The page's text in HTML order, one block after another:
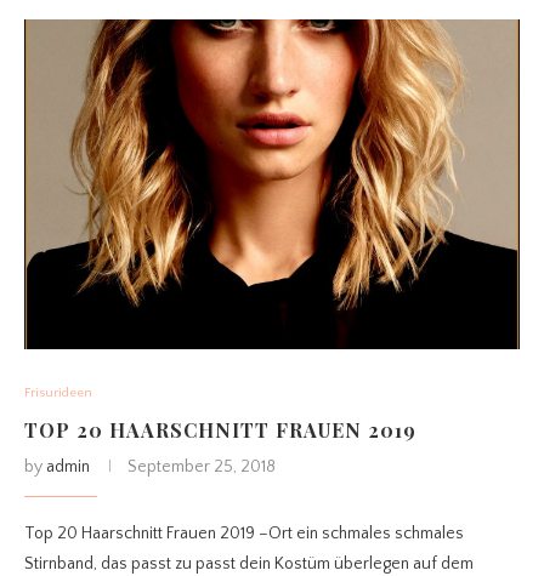
Frisurideen
TOP 20 HAARSCHNITT FRAUEN 2019
by admin September 25, 2018
Top 20 Haarschnitt Frauen 2019 –Ort ein schmales schmales
Stirnband, das passt zu passt dein Kostüm überlegen auf dem